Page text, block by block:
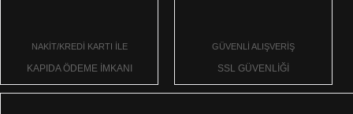
NAKİT/KREDİ KARTI İLE
KAPIDA ÖDEME İMKANI
GÜVENLİ ALIŞVERİŞ
SSL GÜVENLİĞİ